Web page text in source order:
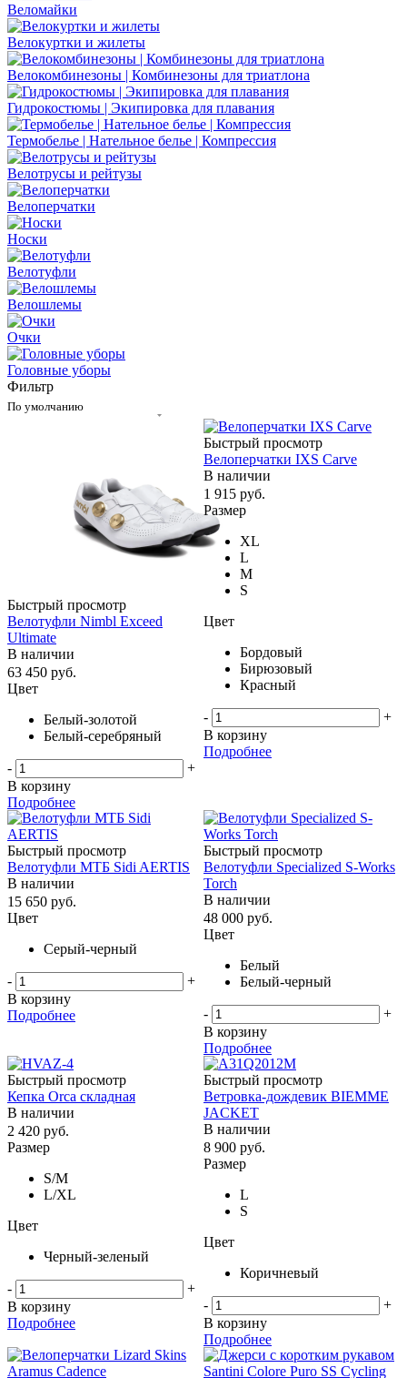
Веломайки
Велокуртки и жилеты
Велокомбинезоны | Комбинезоны для триатлона
Гидрокостюмы | Экипировка для плавания
Термобелье | Нательное белье | Компрессия
Велотрусы и рейтузы
Велоперчатки
Носки
Велотуфли
Велошлемы
Очки
Головные уборы
Фильтр
По умолчанию
Быстрый просмотр
Велотуфли Nimbl Exceed
Ultimate
В наличии
63 450 руб.
Цвет
Белый-золотой
Белый-серебряный
-
+
В корзину
Подробнее
Быстрый просмотр
Велоперчатки IXS Carve
В наличии
1 915 руб.
Размер
XL
L
M
S
Цвет
Бордовый
Бирюзовый
Красный
-
+
В корзину
Подробнее
Быстрый просмотр
Велотуфли МТБ Sidi AERTIS
В наличии
15 650 руб.
Цвет
Серый-черный
-
+
В корзину
Подробнее
Быстрый просмотр
Велотуфли Specialized S-Works
Torch
В наличии
48 000 руб.
Цвет
Белый
Белый-черный
-
+
В корзину
Подробнее
Быстрый просмотр
Кепка Orca складная
В наличии
2 420 руб.
Размер
S/M
L/ХL
Цвет
Черный-зеленый
-
+
В корзину
Подробнее
Быстрый просмотр
Ветровка-дождевик BIEMME
JACKET
В наличии
8 900 руб.
Размер
L
S
Цвет
Коричневый
-
+
В корзину
Подробнее